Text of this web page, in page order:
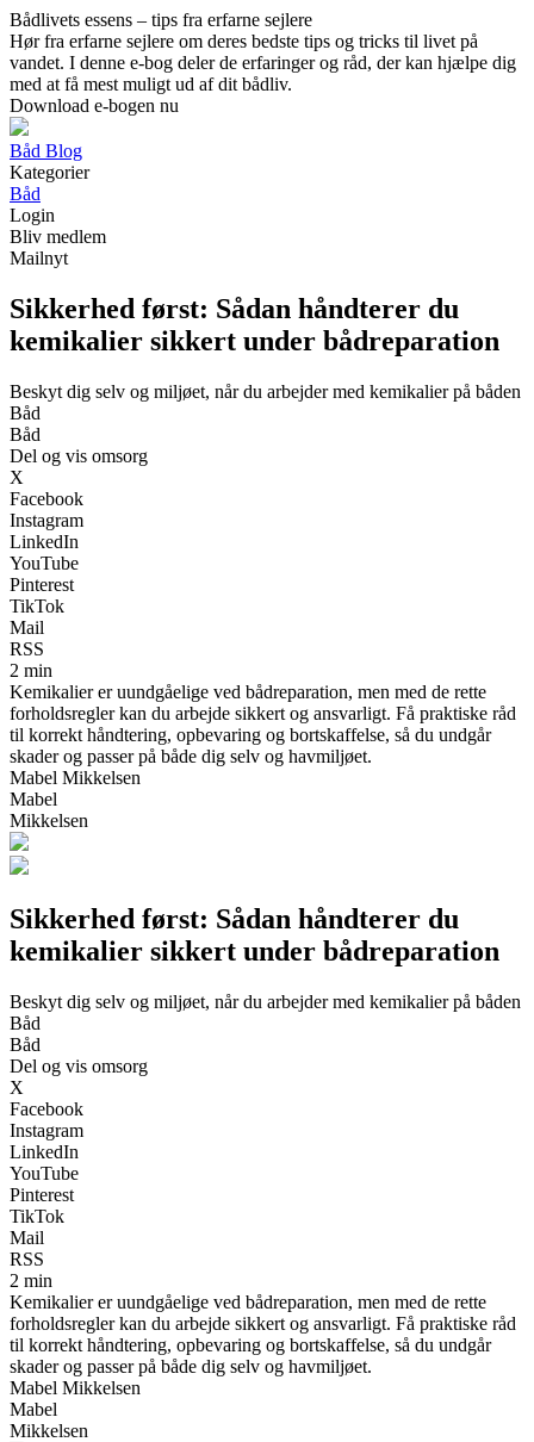
Bådlivets essens – tips fra erfarne sejlere
Hør fra erfarne sejlere om deres bedste tips og tricks til livet på
vandet. I denne e-bog deler de erfaringer og råd, der kan hjælpe dig
med at få mest muligt ud af dit bådliv.
Download e-bogen nu
Båd Blog
Kategorier
Båd
Login
Bliv medlem
Mailnyt
Sikkerhed først: Sådan håndterer du
kemikalier sikkert under bådreparation
Beskyt dig selv og miljøet, når du arbejder med kemikalier på båden
Båd
Båd
Del og vis omsorg
X
Facebook
Instagram
LinkedIn
YouTube
Pinterest
TikTok
Mail
RSS
2 min
Kemikalier er uundgåelige ved bådreparation, men med de rette
forholdsregler kan du arbejde sikkert og ansvarligt. Få praktiske råd
til korrekt håndtering, opbevaring og bortskaffelse, så du undgår
skader og passer på både dig selv og havmiljøet.
Mabel Mikkelsen
Mabel
Mikkelsen
Sikkerhed først: Sådan håndterer du
kemikalier sikkert under bådreparation
Beskyt dig selv og miljøet, når du arbejder med kemikalier på båden
Båd
Båd
Del og vis omsorg
X
Facebook
Instagram
LinkedIn
YouTube
Pinterest
TikTok
Mail
RSS
2 min
Kemikalier er uundgåelige ved bådreparation, men med de rette
forholdsregler kan du arbejde sikkert og ansvarligt. Få praktiske råd
til korrekt håndtering, opbevaring og bortskaffelse, så du undgår
skader og passer på både dig selv og havmiljøet.
Mabel Mikkelsen
Mabel
Mikkelsen